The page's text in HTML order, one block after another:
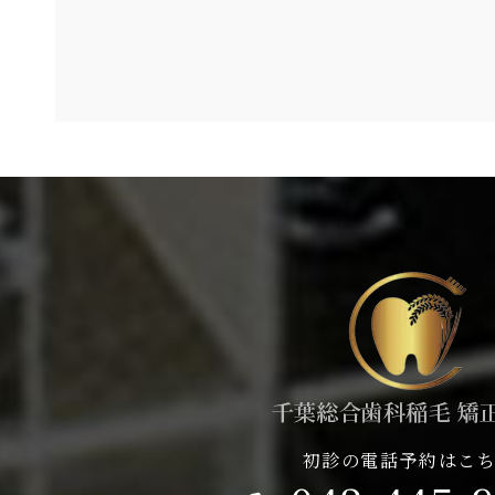
初診の電話予約はこ